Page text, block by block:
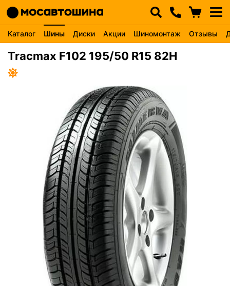
Каталог Шины Диски Акции Шиномонтаж Отзывы
Tracmax F102 195/50 R15 82H